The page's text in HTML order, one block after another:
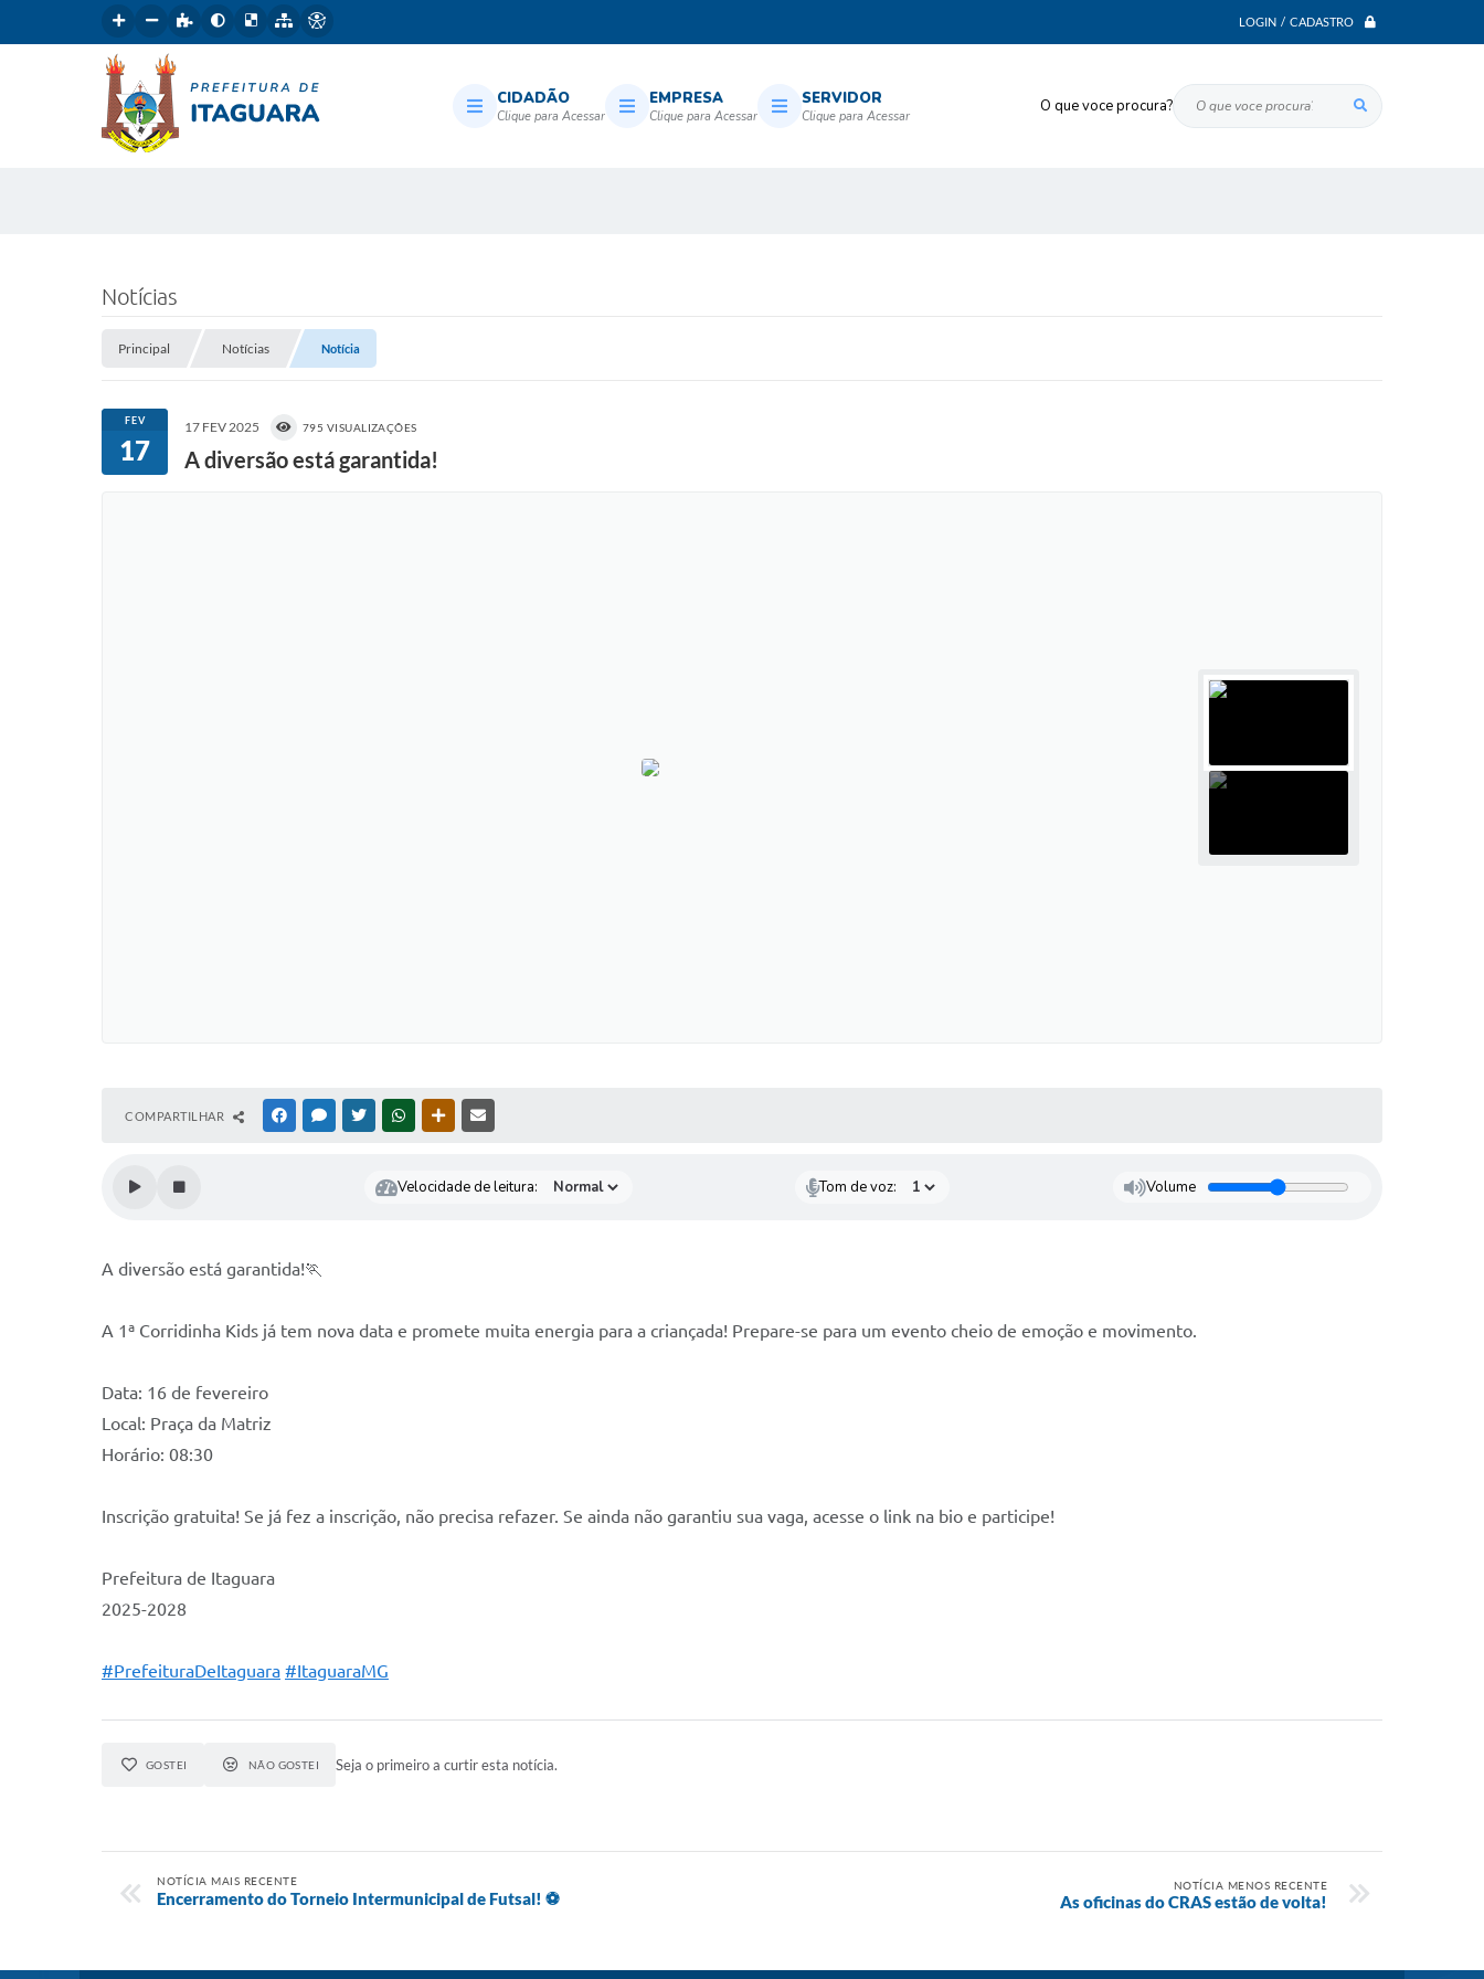
LOGIN / CADASTRO
O que voce procura?
CIDADÃO EMPRESA SERVIDOR
Notícias
Principal Notícias Notícia
FEV
17
17 FEV 2025 795 VISUALIZAÇÕES
A diversão está garantida!
COMPARTILHAR FACEBOOKMESSENGER
TWITTERWHATSAPPOUTRAS MÍDIAS
Velocidade de leitura: Tom de voz: Volume
A diversão está garantida!🏃
A 1ª Corridinha Kids já tem nova data e promete muita energia para a criançada! Prepare-se para um evento cheio de emoção e movimento.
Data: 16 de fevereiro
Local: Praça da Matriz
Horário: 08:30
Inscrição gratuita! Se já fez a inscrição, não precisa refazer. Se ainda não garantiu sua vaga, acesse o link na bio e participe!
Prefeitura de Itaguara
2025-2028
#PrefeituraDeItaguara #ItaguaraMG
GOSTEI NÃO GOSTEI Seja o primeiro a curtir esta notícia.
NOTÍCIA MAIS RECENTE
Encerramento do Torneio Intermunicipal de Futsal! ⚽
NOTÍCIA MENOS RECENTE
As oficinas do CRAS estão de volta!